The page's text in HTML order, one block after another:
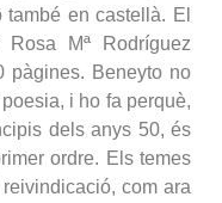
en castellà. El
Mª Rodríguez
pàgines. Beneyto no
i ho fa perquè,
dels anys 50, és
ordre. Els temes
com ara